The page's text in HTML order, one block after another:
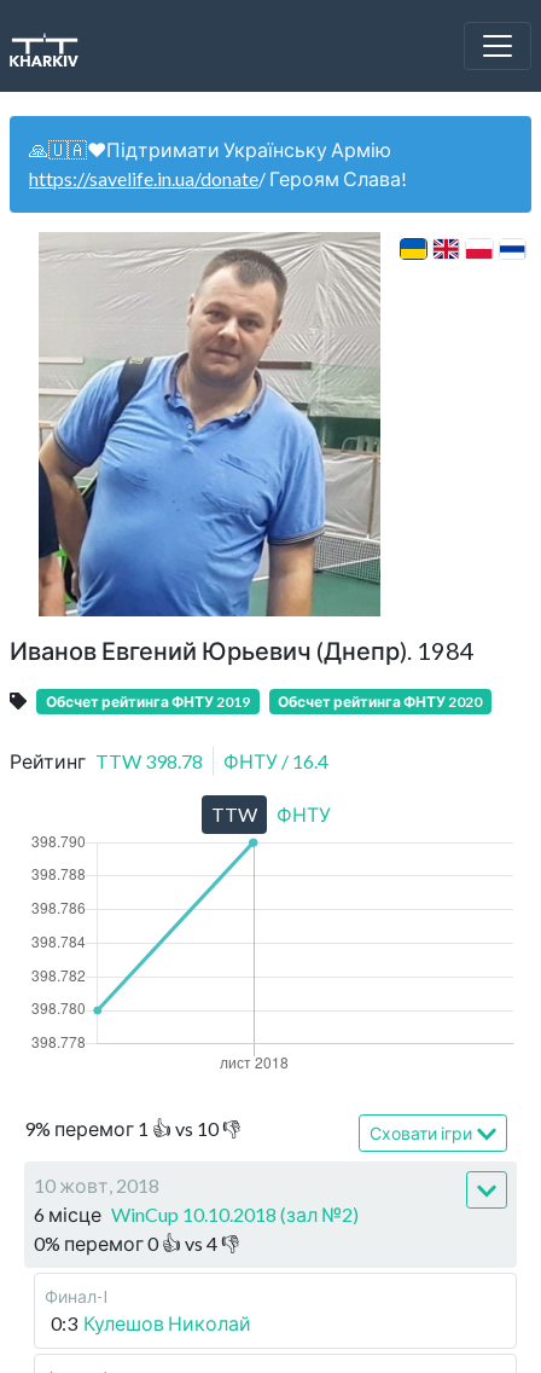
🙏🇺🇦❤️Підтримати Українську Армію
https://savelife.in.ua/donate/ Героям Слава!
Иванов Евгений Юрьевич (Днепр). 1984
Обсчет рейтинга ФНТУ 2019 Обсчет рейтинга ФНТУ 2020
Рейтинг TTW 398.78 ФНТУ / 16.4
9% перемог 1 👍 vs 10👎 Сховати ігри
10 жовт, 2018
6 місце WinCup 10.10.2018 (зал №2)
0% перемог0👍 vs 4👎
Финал-I
0:3 Кулешов Николай
TTW ФНТУ